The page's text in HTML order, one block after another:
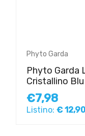
Phyto Garda
Phyto Garda
Cristallino
€7,98
Listino: € 12,90